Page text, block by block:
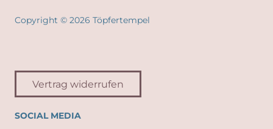
Vertrag widerrufen
SOCIAL MEDIA
Copyright © 2026 Töpfertempel